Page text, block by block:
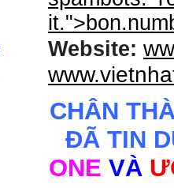
it.">
Website:
CHÂN
ĐÃ TIN
ONE VÀ